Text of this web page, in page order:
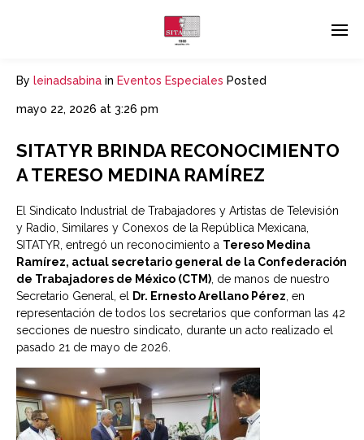
By leinadsabina in Eventos Especiales Posted
mayo 22, 2026 at 3:26 pm
SITATYR BRINDA RECONOCIMIENTO
A TERESO MEDINA RAMÍREZ
El Sindicato Industrial de Trabajadores y Artistas de Televisión
y Radio, Similares y Conexos de la República Mexicana,
SITATYR, entregó un reconocimiento a Tereso Medina
Ramírez, actual secretario general de la Confederación
de Trabajadores de México (CTM) , de manos de nuestro
Secretario General, el
Dr. Ernesto Arellano Pérez , en
representación de todos los secretarios que conforman las 42
secciones de nuestro sindicato, durante un acto realizado el
pasado 21 de mayo de 2026.